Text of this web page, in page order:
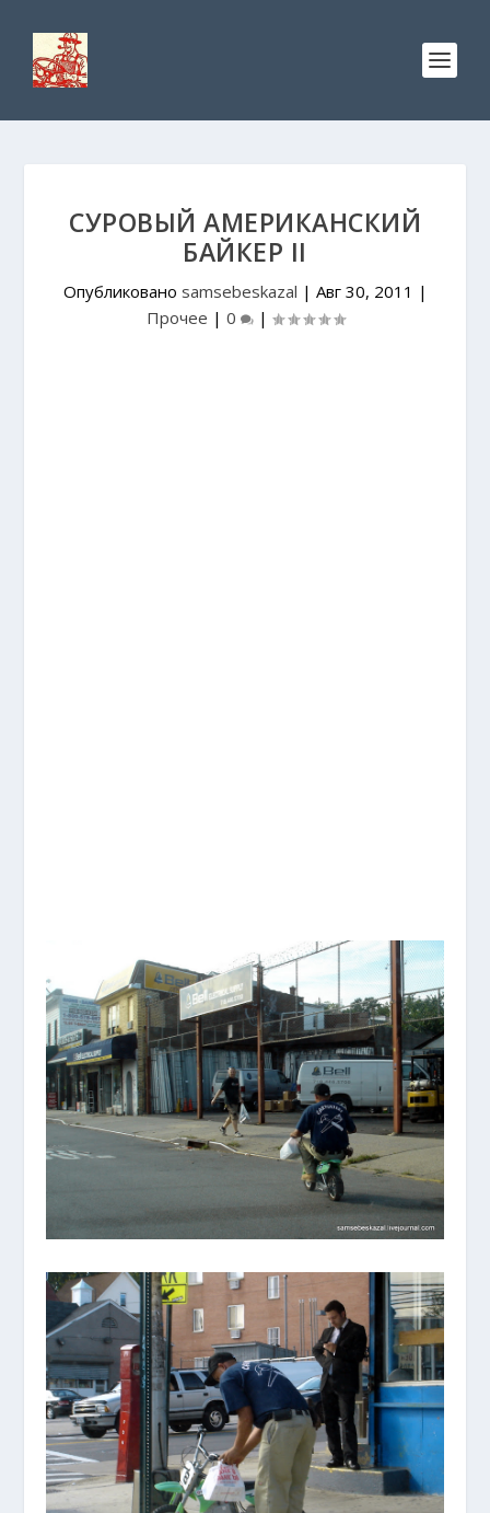
СУРОВЫЙ АМЕРИКАНСКИЙ
БАЙКЕР II
Опубликовано samsebeskazal | Авг 30, 2011 |
Прочее | 0 |